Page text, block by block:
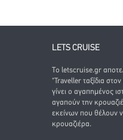
LETS CRUISE
Το letscruise.gr
"Traveller ταξίδια
γίνει ο αγαπημένος
αγαπούν την
εκείνων που θέλουν
κρουαζιέρα.